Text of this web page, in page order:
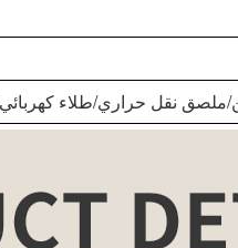
ملصق نقل حراري/طلاء